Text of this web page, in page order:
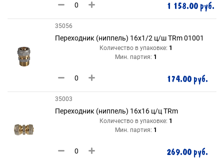
1 158.00 руб.
35056
Переходник (ниппель) 16х1/2 ц/ш TRm 01001
Количество в упаковке: 1
Мин. партия: 1
174.00 руб.
35003
Переходник (ниппель) 16х16 ц/ц TRm
Количество в упаковке: 1
Мин. партия: 1
269.00 руб.